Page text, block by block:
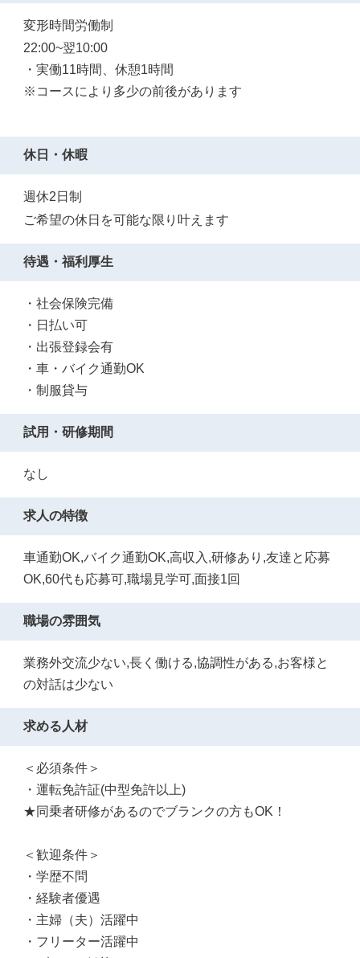
変形時間労働制
22:00~翌10:00
・実働11時間、休憩1時間
※コースにより多少の前後があります
休日・休暇
週休2日制
ご希望の休日を可能な限り叶えます
待遇・福利厚生
・社会保険完備
・日払い可
・出張登録会有
・車・バイク通勤OK
・制服貸与
試用・研修期間
なし
求人の特徴
車通勤OK,バイク通勤OK,高収入,研修あり,友達と応募
OK,60代も応募可,職場見学可,面接1回
職場の雰囲気
業務外交流少ない,長く働ける,協調性がある,お客様と
の対話は少ない
求める人材
＜必須条件＞
・運転免許証(中型免許以上)
★同乗者研修があるのでブランクの方もOK！
＜歓迎条件＞
・学歴不問
・経験者優遇
・主婦（夫）活躍中
・フリーター活躍中